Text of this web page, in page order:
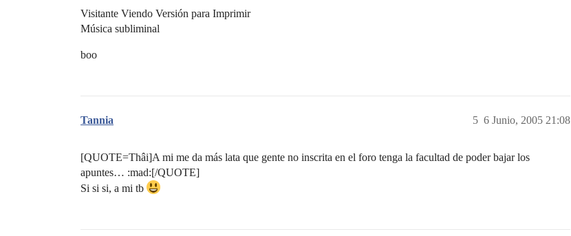
Visitante Viendo Versión para Imprimir
Música subliminal
boo
Tannia 6 Junio, 2005 21:08
5
[QUOTE=Thâi]A mi me da más lata que gente no inscrita en el foro tenga la facultad de poder bajar los
apuntes… :mad:[/QUOTE]
Si si si, a mi tb